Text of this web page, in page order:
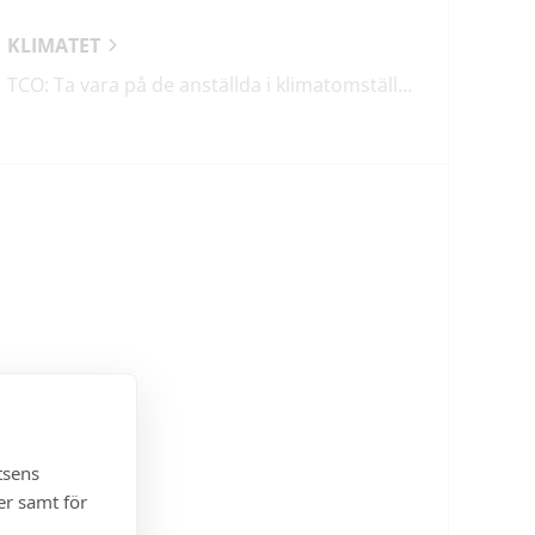
samt för
KLIMATET
TCO: Ta vara på de anställda i klimatomställningen